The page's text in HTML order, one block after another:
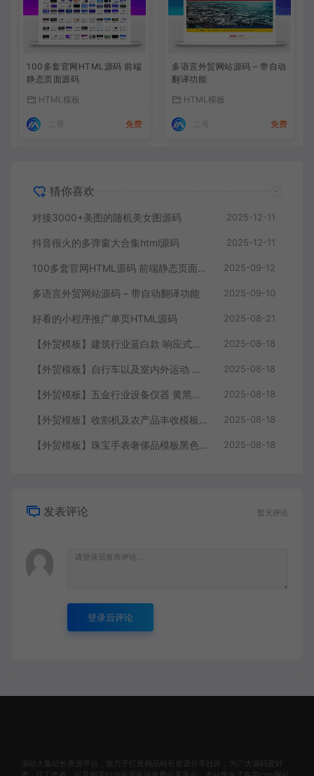
100多套官网HTML源码 前端
静态页面源码
HTML模板
免费
多语言外贸网站源码 – 带自动
翻译功能
HTML模板
免费
猜你喜欢
对接3000+美图的随机美女图源码 2025-12-11
抖音很火的多弹窗大合集html源码 2025-12-11
100多套官网HTML源码 前端静态页面源码 2025-09-12
多语言外贸网站源码 – 带自动翻译功能 2025-09-10
好看的小程序推广单页HTML源码 2025-08-21
【外贸模板】建筑行业蓝白款 响应式模板静态html文件 2025-08-18
【外贸模板】自行车以及室内外运动 黑灰 响应式模板静态html文件 2025-08-18
【外贸模板】五金行业设备仪器 黄黑款 响应式模板静态html文件 2025-08-18
【外贸模板】收割机及农产品丰收模板 绿色 响应式模板静态html文件 2025-08-18
【外贸模板】珠宝手表奢侈品模板黑色 响应式模板静态html文件 2025-08-18
发表评论 暂无评论
登录后评论
源站大集站长资源平台，致力于打造精品站长资源分享社区，为广大源码爱好